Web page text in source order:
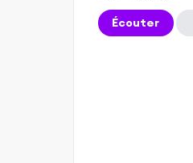
Écouter